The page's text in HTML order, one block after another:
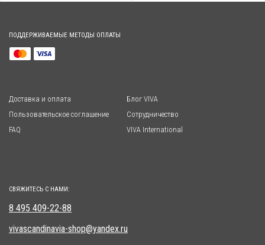
ПОДДЕРЖИВАЕМЫЕ МЕТОДЫ ОПЛАТЫ
Доставка и оплата
Пользовательское соглашение
FAQ
Блог VIVA
Сотрудничество
VIVA International
СВЯЖИТЕСЬ С НАМИ:
8 495 409-22-88
vivascandinavia-shop@yandex.ru